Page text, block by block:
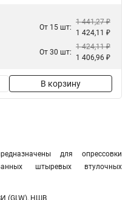
От 15 шт:
1 441,27 ₽
1 424,11 ₽
От 30 шт:
1 424,11 ₽
1 406,96 ₽
В корзину
для опрессовки
штыревых втулочных
(GLW), НШВ